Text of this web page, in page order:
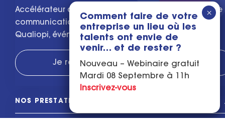
Accélérateur de croissance pour les PME : agence de
communication, organisme de formation certifié
Qualiopi, événementiel et IA.
Je réserve mon diagnostic gratuit
NOS PRESTATIONS
Comment faire de votre
entreprise un lieu où les
talents ont envie de
venir… et de rester ?
Nouveau – Webinaire gratuit
Mardi 08 Septembre à 11h
Inscrivez-vous